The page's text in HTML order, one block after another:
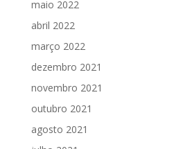
maio 2022
abril 2022
março 2022
dezembro 2021
novembro 2021
outubro 2021
agosto 2021